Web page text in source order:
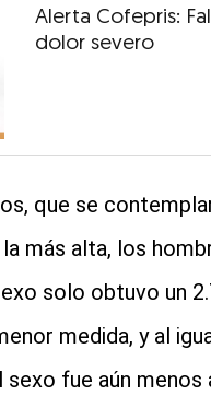
Alerta Cofepris:
dolor severo
que se
más alta, los
solo obtuvo un
medida, y al
fue aún